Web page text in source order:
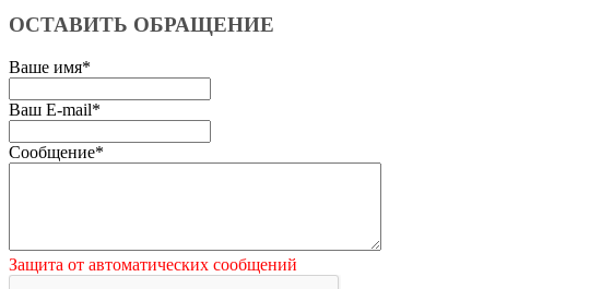
ОСТАВИТЬ ОБРАЩЕНИЕ
Ваше имя*
Ваш E-mail*
Сообщение*
Защита от автоматических сообщений